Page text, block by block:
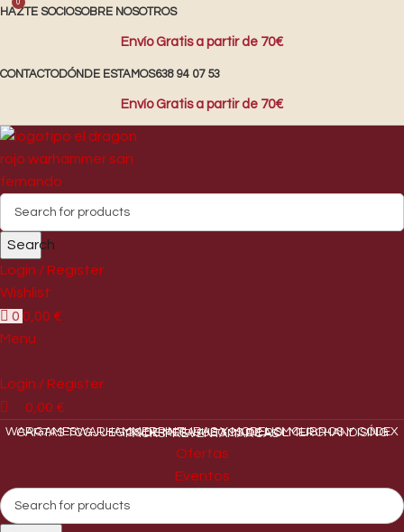
HAZTE SOCIOSOBRE NOSOTROS
Envío Gratis a partir de 70€
CONTACTODÓNDE ESTAMOS638 94 07 53
Envío Gratis a partir de 70€
Search
Login / Register
Wishlist
0 0,00 €
Menu
Login / Register
0
0,00 €
WARGAMESWARHAMMERPINTURAS Y MODELISMOLIBROS Y CÓDEX
CARTAS TCGJUEGOS DE MESAJUEGOS DE ROLMERCHANDISING
PACKSPREVENTAMARCAS
Ofertas
Eventos